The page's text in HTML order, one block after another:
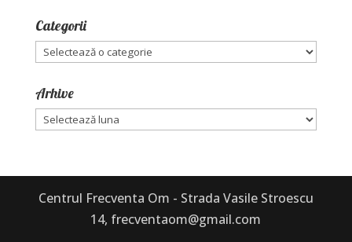
Categorii
Categorii
Arhive
Arhive
Centrul Frecventa Om - Strada Vasile Stroescu
14, frecventaom@gmail.com